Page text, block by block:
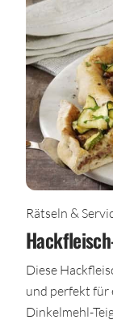
Rätseln &
Diese
und perfekt für
Dinkelmehl-